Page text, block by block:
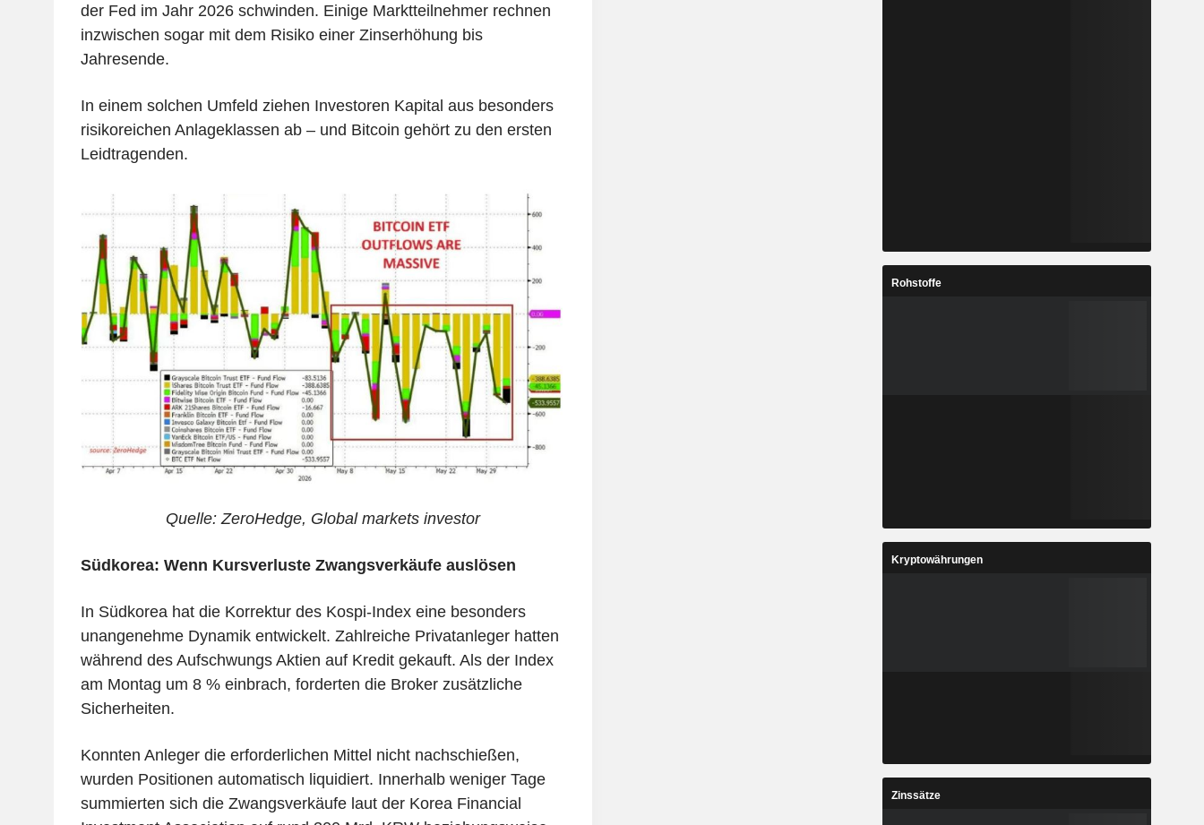
der Fed im Jahr 2026 schwinden. Einige Marktteilnehmer rechnen
inzwischen sogar mit dem Risiko einer Zinserhöhung bis
Jahresende.
In einem solchen Umfeld ziehen Investoren Kapital aus besonders
risikoreichen Anlageklassen ab – und Bitcoin gehört zu den ersten
Leidtragenden.
Quelle: ZeroHedge, Global markets investor
Südkorea: Wenn Kursverluste Zwangsverkäufe auslösen
In Südkorea hat die Korrektur des Kospi-Index eine besonders
unangenehme Dynamik entwickelt. Zahlreiche Privatanleger hatten
während des Aufschwungs Aktien auf Kredit gekauft. Als der Index
am Montag um 8 % einbrach, forderten die Broker zusätzliche
Sicherheiten.
Konnten Anleger die erforderlichen Mittel nicht nachschießen,
wurden Positionen automatisch liquidiert. Innerhalb weniger Tage
summierten sich die Zwangsverkäufe laut der Korea Financial
Rohstoffe
Kryptowährungen
Zinssätze